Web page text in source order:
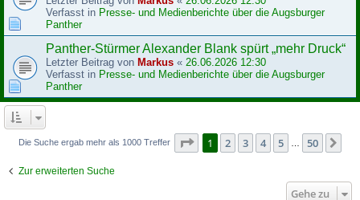
Verfasst in Presse- und Medienberichte über die Augsburger
Panther
Panther-Stürmer Alexander Blank spürt „mehr Druck“
Letzter Beitrag von Markus « 26.06.2026 12:30
Verfasst in Presse- und Medienberichte über die Augsburger
Panther
Die Suche ergab mehr als 1000 Treffer Seite 1von 50
1 2 3 4 5 50
Zur erweiterten Suche
Gehe zu